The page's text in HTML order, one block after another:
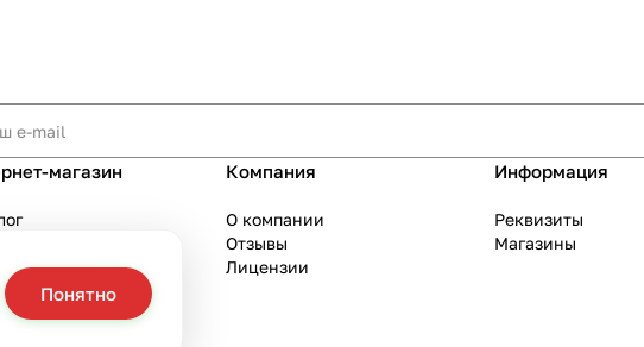
Понятно
магазин Компания
О компании
Отзывы
Лицензии
Информация
Реквизиты
Магазины